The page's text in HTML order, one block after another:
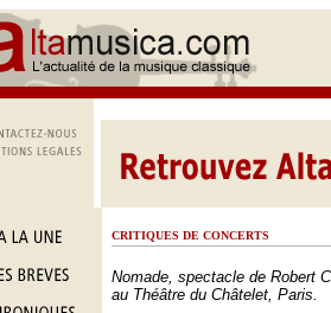
CRITIQUES DE CONCERTS
Nomade, spectacle de Robert
au Théâtre du Châtelet, Paris.